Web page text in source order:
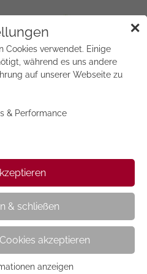
✕
Cookies verwendet. Einige
während es uns andere
auf unserer Webseite zu
& Performance
& schließen
akzeptieren
anzeigen